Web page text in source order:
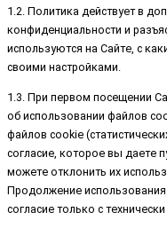
1.2. Политика действует в
конфиденциальности и
используются на Сайте, с
своими настройками.
1.3. При первом посещении
об использовании файлов
файлов cookie
согласие, которое вы даете
можете отклонить их
Продолжение
согласие только с